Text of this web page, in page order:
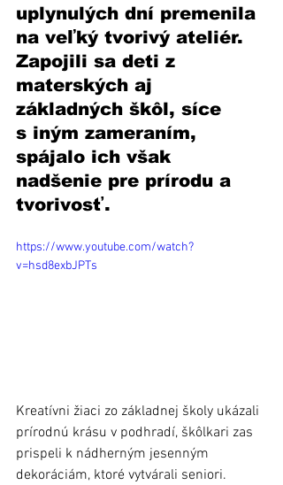
uplynulých dní premenila
na veľký tvorivý ateliér.
Zapojili sa deti z
materských aj
základných škôl, síce
s iným zameraním,
spájalo ich však
nadšenie pre prírodu a
tvorivosť.
https://www.youtube.com/watch?
v=hsd8exbJPTs
Kreatívni žiaci zo základnej školy ukázali
prírodnú krásu v podhradí, škôlkari zas
prispeli k nádherným jesenným
dekoráciám, ktoré vytvárali seniori.